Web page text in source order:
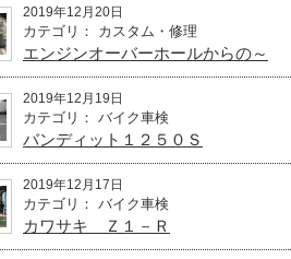
2019年12月20日
カテゴリ： カスタム・修理
エンジンオーバーホールからの～
2019年12月19日
カテゴリ： バイク車検
バンディット１２５０Ｓ
2019年12月17日
カテゴリ： バイク車検
カワサキ Ｚ１－Ｒ